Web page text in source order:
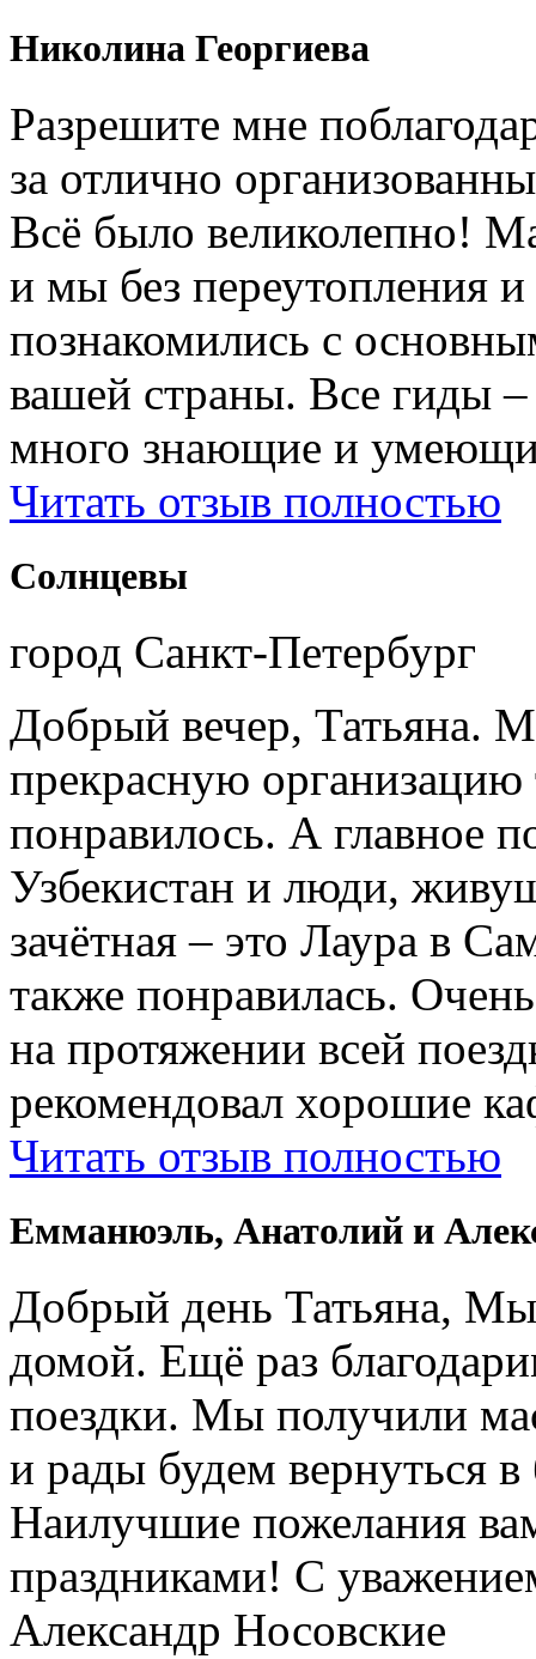
Николина Георгиева
Разрешите мне
за отлично
Всë было великолепно!
и мы без переутопления
познакомились с
вашей страны. Все гиды
много знающие и
Читать отзыв полностью
Солнцевы
город Санкт-Петербург
Добрый вечер, Татьяна.
прекрасную
понравилось. А главное
Узбекистан и люди,
зачётная – это Лаура в
также понравилась.
на протяжении всей
рекомендовал хорошие
Читать отзыв полностью
Емманюэль, Анатолий и
Добрый день Татьяна, Мы
домой. Ещё раз
поездки. Мы получили
и рады будем вернуться
Наилучшие пожелания
праздниками! С
Александр Носовские